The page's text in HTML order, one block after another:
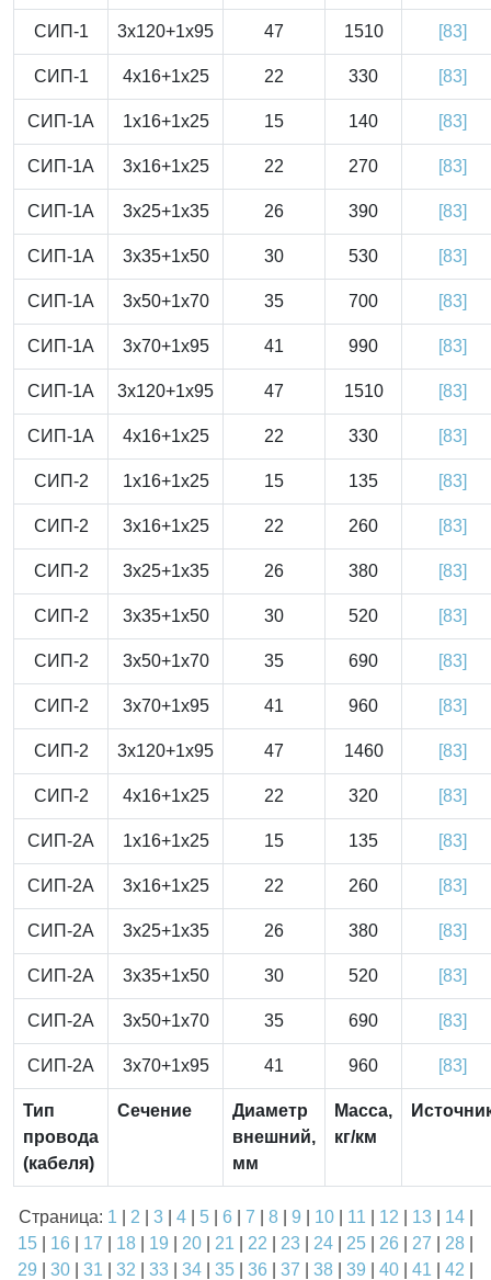
СИП-1 3x120+1x95 47 1510 [83]
СИП-1 4x16+1x25 22 330 [83]
СИП-1А 1x16+1x25 15 140 [83]
СИП-1А 3x16+1x25 22 270 [83]
СИП-1А 3x25+1x35 26 390 [83]
СИП-1А 3x35+1x50 30 530 [83]
СИП-1А 3x50+1x70 35 700 [83]
СИП-1А 3x70+1x95 41 990 [83]
СИП-1А 3x120+1x95 47 1510 [83]
СИП-1А 4x16+1x25 22 330 [83]
СИП-2 1x16+1x25 15 135 [83]
СИП-2 3x16+1x25 22 260 [83]
СИП-2 3x25+1x35 26 380 [83]
СИП-2 3x35+1x50 30 520 [83]
СИП-2 3x50+1x70 35 690 [83]
СИП-2 3x70+1x95 41 960 [83]
СИП-2 3x120+1x95 47 1460 [83]
СИП-2 4x16+1x25 22 320 [83]
СИП-2А 1x16+1x25 15 135 [83]
СИП-2А 3x16+1x25 22 260 [83]
СИП-2А 3x25+1x35 26 380 [83]
СИП-2А 3x35+1x50 30 520 [83]
СИП-2А 3x50+1x70 35 690 [83]
СИП-2А 3x70+1x95 41 960 [83]
Тип
провода
(кабеля)
Сечение
Диаметр
внешний,
мм
Масса,
кг/км
Страница: 1 2 3| 4| 5| 6 7 8| 9 10| 11 12 13| 14|
15
16 17 18 19 20 21 22 23 24 25 26 27 28
29
30 31 32 33 34 35 36 37 38 39 40 41 42